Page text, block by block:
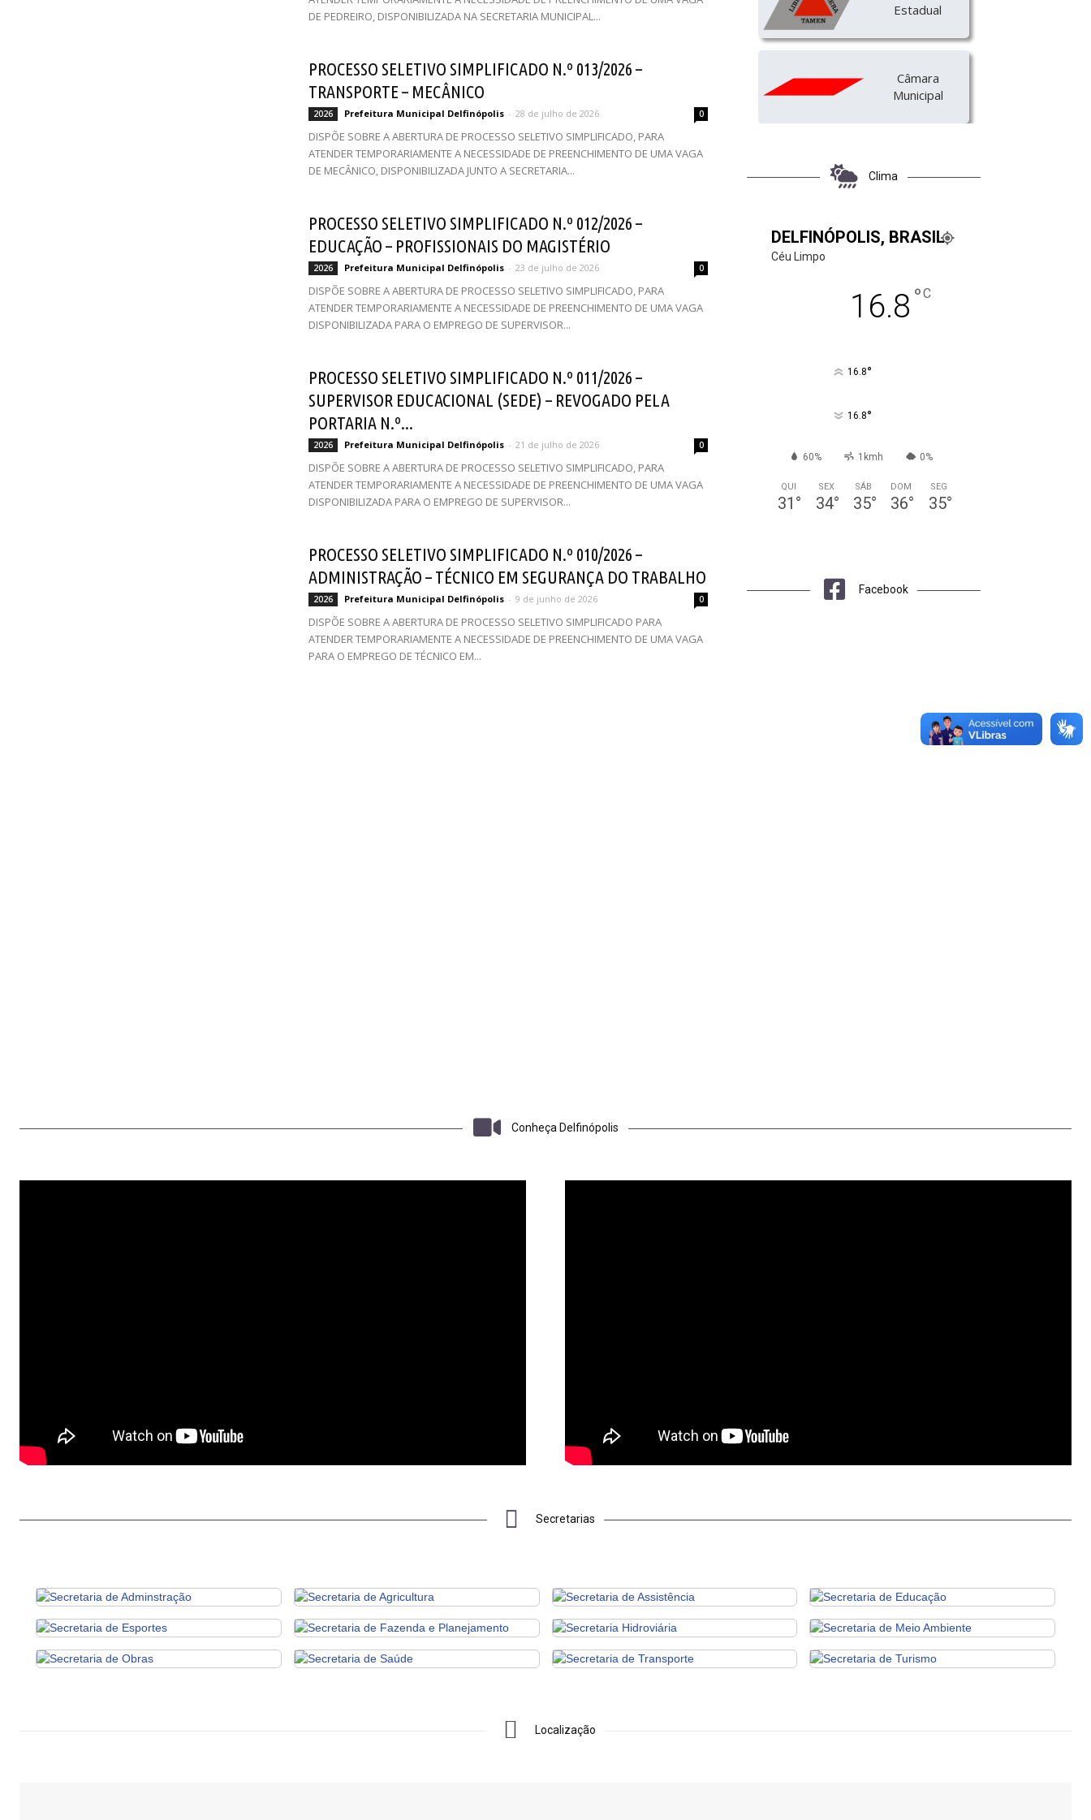
DE PEDREIRO, DISPONIBILIZADA NA SECRETARIA MUNICIPAL...
PROCESSO SELETIVO SIMPLIFICADO N.º 013/2026 –
TRANSPORTE – MECÂNICO
2026 Prefeitura Municipal Delfinópolis - 28 de julho de 2026 0
DISPÕE SOBRE A ABERTURA DE PROCESSO SELETIVO SIMPLIFICADO, PARA
ATENDER TEMPORARIAMENTE A NECESSIDADE DE PREENCHIMENTO DE UMA VAGA
DE MECÂNICO, DISPONIBILIZADA JUNTO A SECRETARIA...
PROCESSO SELETIVO SIMPLIFICADO N.º 012/2026 –
EDUCAÇÃO – PROFISSIONAIS DO MAGISTÉRIO
2026 Prefeitura Municipal Delfinópolis - 23 de julho de 2026 0
DISPÕE SOBRE A ABERTURA DE PROCESSO SELETIVO SIMPLIFICADO, PARA
ATENDER TEMPORARIAMENTE A NECESSIDADE DE PREENCHIMENTO DE UMA VAGA
DISPONIBILIZADA PARA O EMPREGO DE SUPERVISOR...
PROCESSO SELETIVO SIMPLIFICADO N.º 011/2026 –
SUPERVISOR EDUCACIONAL (SEDE) – REVOGADO PELA
PORTARIA N.º...
2026 Prefeitura Municipal Delfinópolis - 21 de julho de 2026 0
DISPÕE SOBRE A ABERTURA DE PROCESSO SELETIVO SIMPLIFICADO, PARA
ATENDER TEMPORARIAMENTE A NECESSIDADE DE PREENCHIMENTO DE UMA VAGA
DISPONIBILIZADA PARA O EMPREGO DE SUPERVISOR...
PROCESSO SELETIVO SIMPLIFICADO N.º 010/2026 –
ADMINISTRAÇÃO – TÉCNICO EM SEGURANÇA DO TRABALHO
2026 Prefeitura Municipal Delfinópolis - 9 de junho de 2026 0
DISPÕE SOBRE A ABERTURA DE PROCESSO SELETIVO SIMPLIFICADO PARA
ATENDER TEMPORARIAMENTE A NECESSIDADE DE PREENCHIMENTO DE UMA VAGA
PARA O EMPREGO DE TÉCNICO EM...
Estadual
Câmara
Municipal
Clima
DELFINÓPOLIS, BRASIL
Céu Limpo
16.8 °C
16.8°
16.8°
60% 1kmh 0%
QUI
31 °
SEX
34°
SÁB
35°
DOM
36°
SEG
35°
Facebook
Conheça Delfinópolis
Secretarias
Localização